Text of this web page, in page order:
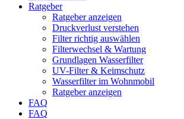
Ratgeber
Ratgeber anzeigen
Druckverlust verstehen
Filter richtig auswählen
Filterwechsel & Wartung
Grundlagen Wasserfilter
UV-Filter & Keimschutz
Wasserfilter im Wohnmobil
Ratgeber anzeigen
FAQ
FAQ